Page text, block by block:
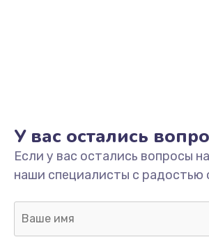
Замена
3000 руб.
Заказать
Ремонт двигателя
У вас остались
Если у вас остались вопросы
наши специалисты с радостью